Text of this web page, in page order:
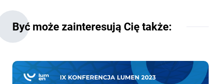
Być może zainteresują Cię także: